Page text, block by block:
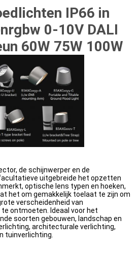
IP66 in
0-10V DALI
60W 75W 100W
de schijnwerper en de
uitgebreide het opzetten
optische lens typen en hoeken,
het om gemakkelijk toelaat te zijn om
verscheidenheid van
ontmoeten. Ideaal voor het
soorten gebouwen, landschap en
architecturale verlichting,
tuinverlichting.